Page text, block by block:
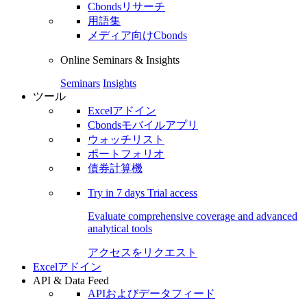
Cbondsリサーチ
用語集
メディア向けCbonds
Online Seminars & Insights
Seminars Insights
ツール
Excelアドイン
Cbondsモバイルアプリ
ウォッチリスト
ポートフォリオ
債券計算機
Try in 7 days Trial access
Evaluate comprehensive coverage and advanced
analytical tools
アクセスをリクエスト
Excelアドイン
API & Data Feed
APIおよびデータフィード